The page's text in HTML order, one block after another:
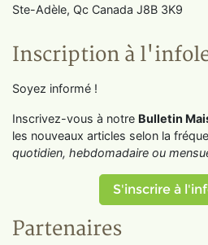
Ste-Adèle, Qc Canada J8B 3K9
Inscription à
Soyez informé !
Inscrivez-vous à notre Bulletin
les nouveaux articles selon la
quotidien, hebdomadaire ou
S'inscrire à
Partenaires